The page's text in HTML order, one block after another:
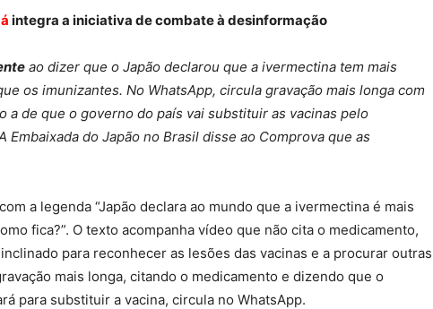
integra a iniciativa de combate à desinformação
ao dizer que o Japão declarou que a ivermectina tem mais
os imunizantes. No WhatsApp, circula gravação mais longa com
a de que o governo do país vai substituir as vacinas pelo
Embaixada do Japão no Brasil disse ao Comprova que as
com a legenda “Japão declara ao mundo que a ivermectina é mais
fica?”. O texto acompanha vídeo que não cita o medicamento,
para reconhecer as lesões das vacinas e a procurar outras
mais longa, citando o medicamento e dizendo que o
para substituir a vacina, circula no WhatsApp.